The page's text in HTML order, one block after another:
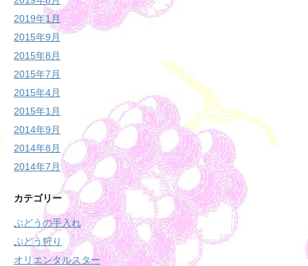
2019年1月
2015年9月
2015年8月
2015年7月
2015年4月
2015年1月
2014年9月
2014年8月
2014年7月
カテゴリー
ぶどうの手入れ
ぶどう狩り
オリエンタルスター